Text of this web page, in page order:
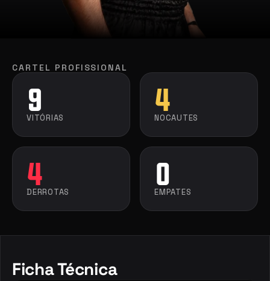
CARTEL PROFISSIONAL
9
VITÓRIAS
4
NOCAUTES
4
DERROTAS
0
EMPATES
Ficha Técnica